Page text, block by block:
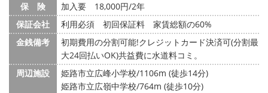
保 険
加入要 18,000円/2年
保証会社
利用必須 初回保証料 家賃総額の60%
金銭備考
初期費用の分割可能!クレジットカード決済可(分割最
大24回払いOK)共益費に水道料コミ。
周辺施設
姫路市立広峰小学校/1106m (徒歩14分)
姫路市立広嶺中学校/764m (徒歩10分)